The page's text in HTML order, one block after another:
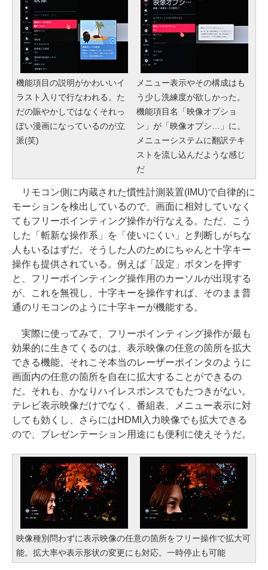
機能項目の説明がかわいいイ
ラスト入りで行なわれる。た
だの賑やかしではなくそれっ
ぽい漫画になっているのが立
派(笑)
メニュー表示やその構成はも
う少し洗練度が欲しかった。
機能項目名「映像オプショ
ン」が「映像オプシ…」に。
メニューシステムに翻訳テキ
ストを流し込んだような感じ
だ
リモコン側に内蔵された慣性計測装置(IMU)で自律的に
モーションを検出しているので、画面に相対していなく
てもフリーポインティング操作が行なえる。ただ、こう
した「斬新な操作系」を「使いにくい」と判断しがちな
人もいるはずだ。そうした人のためにちゃんと十字キー
操作も提供されている。例えば「設定」ボタンを押す
と、フリーポインティング操作用のカーソルが出現する
が、これを無視し、十字キーを操作すれば、そのまま普
通のリモコンのように十字キーが機能する。
実際に使ってみて、フリーポインティング操作が最も
効果的に生きてくるのは、表示映像の任意の箇所を拡大
できる機能。それこそ本当のレーザーポインタのように
画面内の任意の箇所を自在に拡大することができるの
だ。それも、かなりハイレスポンスでもたつきがない。
テレビ表示映像だけでなく、番組表、メニュー表示に対
しても効くし、さらにはHDMI入力映像でも拡大できる
ので、プレゼンテーション用途にも便利に使えそうだ。
映像種別問わずに表示映像の任意の箇所をフリー操作で拡大可
能。拡大率や表示形状の変更にも対応。一時停止も可能